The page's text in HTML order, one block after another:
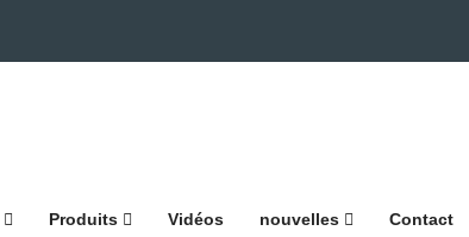
Produits Vidéos nouvelles Contact